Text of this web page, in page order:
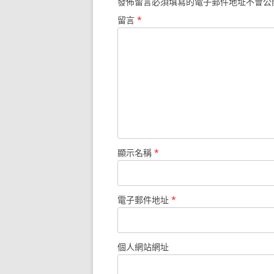
留言 *
顯示名稱 *
電子郵件地址 *
個人網站網址